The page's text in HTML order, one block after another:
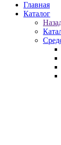
Главная
Каталог